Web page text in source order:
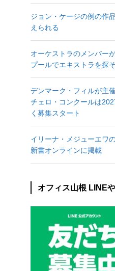
ジョン・ケージの例の作
えられる
オーケストラのメンバー
プールでエキストラを探
デンマーク・フィルが主
チェロ・コンクールは
く募集スタート
イリーナ・メジューエワ
新書オンラインに掲載
オフィス山根 LINE